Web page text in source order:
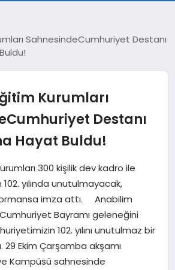
SahnesindeCumhuriyet Destanı
Kurumları
Destanı
Hayat Buldu!
300 kişilik dev kadro ile
yılında unutulmayacak,
imza attı. Anabilim
Bayramı geleneğini
102. yılını unutulmaz bir
29 Ekim Çarşamba akşamı
Kampüsü sahnesinde